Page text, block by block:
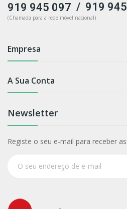
919 945 097 / 919
(Chamada para a rede móvel nacional)
Empresa
A Sua Conta
Newsletter
Registe o seu e-mail para receber